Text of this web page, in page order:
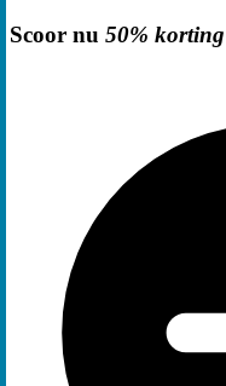
Scoor nu 50% korting